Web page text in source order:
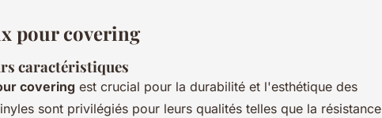
pour covering
caractéristiques
covering est crucial pour la durabilité et l'esthétique des
sont privilégiés pour leurs qualités telles que la résistance